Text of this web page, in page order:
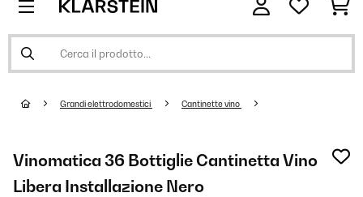
Grandi elettrodomestici Cantinette vino
Vinomatica 36 Bottiglie Cantinetta Vino
Libera Installazione​ Nero